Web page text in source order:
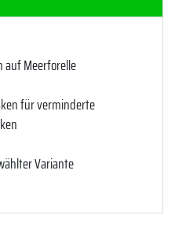
auf Meerforelle
für verminderte
Variante